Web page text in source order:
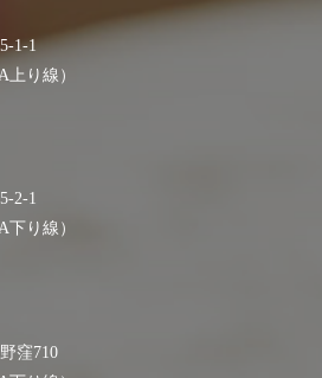
1-1
上り線）
2-1
下り線）
窪710